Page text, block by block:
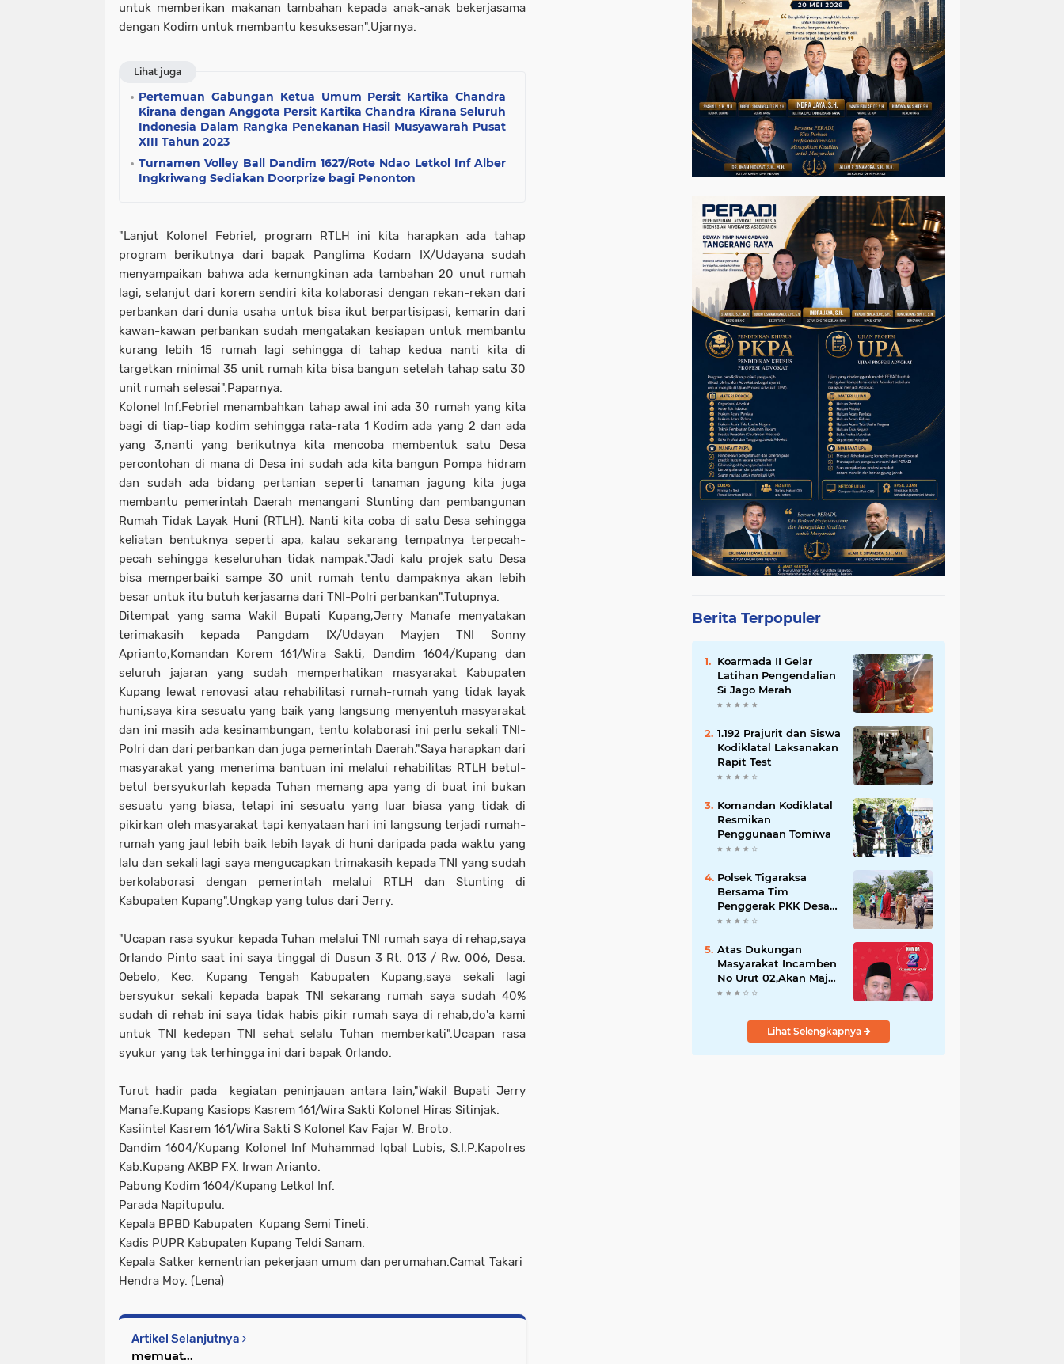
untuk memberikan makanan tambahan kepada anak-anak bekerjasama
dengan Kodim untuk membantu kesuksesan".Ujarnya.
Lihat juga
Pertemuan Gabungan Ketua Umum Persit Kartika Chandra
Kirana dengan Anggota Persit Kartika Chandra Kirana Seluruh
Indonesia Dalam Rangka Penekanan Hasil Musyawarah Pusat
XIII Tahun 2023
Turnamen Volley Ball Dandim 1627/Rote Ndao Letkol Inf Alber
Ingkriwang Sediakan Doorprize bagi Penonton
"Lanjut Kolonel Febriel, program RTLH ini kita harapkan ada tahap
program berikutnya dari bapak Panglima Kodam IX/Udayana sudah
menyampaikan bahwa ada kemungkinan ada tambahan 20 unut rumah
lagi, selanjut dari korem sendiri kita kolaborasi dengan rekan-rekan dari
perbankan dari dunia usaha untuk bisa ikut berpartisipasi, kemarin dari
kawan-kawan perbankan sudah mengatakan kesiapan untuk membantu
kurang lebih 15 rumah lagi sehingga di tahap kedua nanti kita di
targetkan minimal 35 unit rumah kita bisa bangun setelah tahap satu 30
unit rumah selesai".Paparnya.
Kolonel Inf.Febriel menambahkan tahap awal ini ada 30 rumah yang kita
bagi di tiap-tiap kodim sehingga rata-rata 1 Kodim ada yang 2 dan ada
yang 3,nanti yang berikutnya kita mencoba membentuk satu Desa
percontohan di mana di Desa ini sudah ada kita bangun Pompa hidram
dan sudah ada bidang pertanian seperti tanaman jagung kita juga
membantu pemerintah Daerah menangani Stunting dan pembangunan
Rumah Tidak Layak Huni (RTLH). Nanti kita coba di satu Desa sehingga
keliatan bentuknya seperti apa, kalau sekarang tempatnya terpecah-
pecah sehingga keseluruhan tidak nampak."Jadi kalu projek satu Desa
bisa memperbaiki sampe 30 unit rumah tentu dampaknya akan lebih
besar untuk itu butuh kerjasama dari TNI-Polri perbankan".Tutupnya.
Ditempat yang sama Wakil Bupati Kupang,Jerry Manafe menyatakan
terimakasih kepada Pangdam IX/Udayan Mayjen TNI Sonny
Aprianto,Komandan Korem 161/Wira Sakti, Dandim 1604/Kupang dan
seluruh jajaran yang sudah memperhatikan masyarakat Kabupaten
Kupang lewat renovasi atau rehabilitasi rumah-rumah yang tidak layak
huni,saya kira sesuatu yang baik yang langsung menyentuh masyarakat
dan ini masih ada kesinambungan, tentu kolaborasi ini perlu sekali TNI-
Polri dan dari perbankan dan juga pemerintah Daerah."Saya harapkan dari
masyarakat yang menerima bantuan ini melalui rehabilitas RTLH betul-
betul bersyukurlah kepada Tuhan memang apa yang di buat ini bukan
sesuatu yang biasa, tetapi ini sesuatu yang luar biasa yang tidak di
pikirkan oleh masyarakat tapi kenyataan hari ini langsung terjadi rumah-
rumah yang jaul lebih baik lebih layak di huni daripada pada waktu yang
lalu dan sekali lagi saya mengucapkan trimakasih kepada TNI yang sudah
berkolaborasi dengan pemerintah melalui RTLH dan Stunting di
Kabupaten Kupang".Ungkap yang tulus dari Jerry.
"Ucapan rasa syukur kepada Tuhan melalui TNI rumah saya di rehap,saya
Orlando Pinto saat ini saya tinggal di Dusun 3 Rt. 013 / Rw. 006, Desa.
Oebelo, Kec. Kupang Tengah Kabupaten Kupang,saya sekali lagi
bersyukur sekali kepada bapak TNI sekarang rumah saya sudah 40%
sudah di rehab ini saya tidak habis pikir rumah saya di rehab,do'a kami
untuk TNI kedepan TNI sehat selalu Tuhan memberkati".Ucapan rasa
syukur yang tak terhingga ini dari bapak Orlando.
Turut hadir pada kegiatan peninjauan antara lain,"Wakil Bupati Jerry
Manafe.Kupang Kasiops Kasrem 161/Wira Sakti Kolonel Hiras Sitinjak.
Kasiintel Kasrem 161/Wira Sakti S Kolonel Kav Fajar W. Broto.
Dandim 1604/Kupang Kolonel Inf Muhammad Iqbal Lubis, S.I.P.Kapolres
Kab.Kupang AKBP FX. Irwan Arianto.
Pabung Kodim 1604/Kupang Letkol Inf.
Parada Napitupulu.
Kepala BPBD Kabupaten Kupang Semi Tineti.
Kadis PUPR Kabupaten Kupang Teldi Sanam.
Kepala Satker kementrian pekerjaan umum dan perumahan.Camat Takari
Hendra Moy. (Lena)
Artikel Selanjutnya
memuat...
Berita Terpopuler
Koarmada II Gelar
Latihan Pengendalian
Si Jago Merah
1.192 Prajurit dan Siswa
Kodiklatal Laksanakan
Rapit Test
Komandan Kodiklatal
Resmikan
Penggunaan Tomiwa
Polsek Tigaraksa
Bersama Tim
Penggerak PKK Desa
Jambe Bagikan
Pengguna Jalan
Atas Dukungan
Masyarakat Incamben
No Urut 02,Akan Maju
Untuk Memajukan
Lihat Selengkapnya